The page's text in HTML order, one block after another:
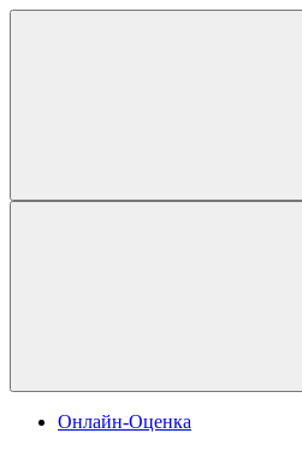
Онлайн-Оценка